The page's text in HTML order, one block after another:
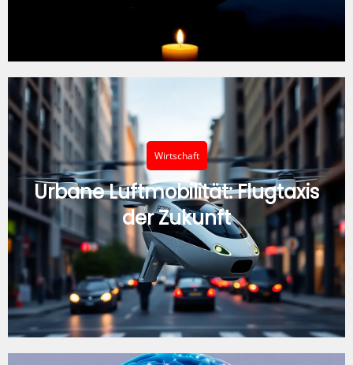
Wirtschaft
Urbane Luftmobilität: Flugtaxis
der Zukunft